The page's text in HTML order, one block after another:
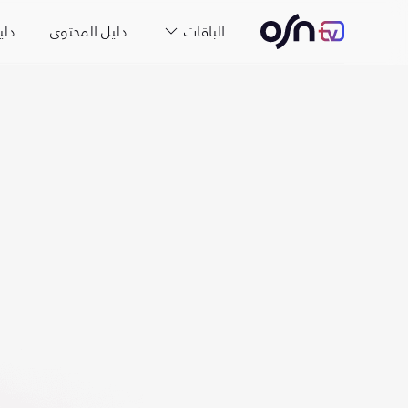
الباقات دليل المحتوى